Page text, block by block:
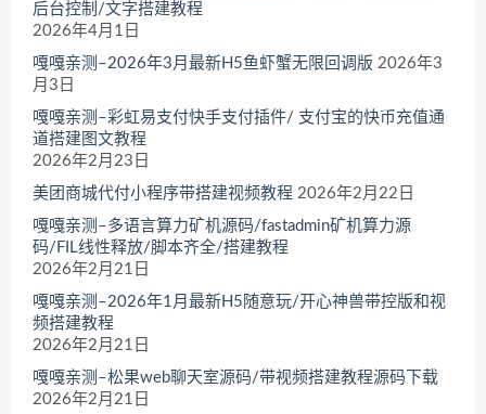
后台控制/文字搭建教程
2026年4月1日
嘎嘎亲测–2026年3月最新H5鱼虾蟹无限回调版 2026年3
月3日
嘎嘎亲测–彩虹易支付快手支付插件/ 支付宝的快币充值通
道搭建图文教程
2026年2月23日
美团商城代付小程序带搭建视频教程 2026年2月22日
嘎嘎亲测–多语言算力矿机源码/fastadmin矿机算力源
码/FIL线性释放/脚本齐全/搭建教程
2026年2月21日
嘎嘎亲测–2026年1月最新H5随意玩/开心神兽带控版和视
频搭建教程
2026年2月21日
嘎嘎亲测–松果web聊天室源码/带视频搭建教程源码下载
2026年2月21日